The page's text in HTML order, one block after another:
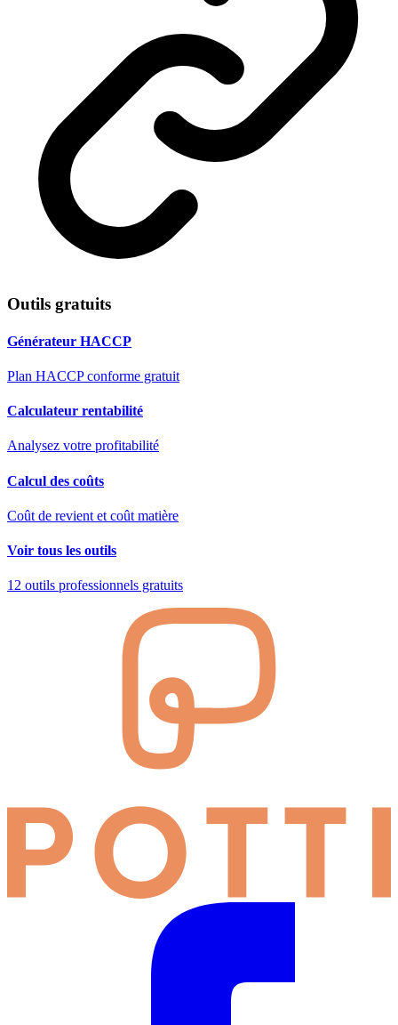
Outils gratuits
Générateur HACCP
Plan HACCP conforme gratuit
Calculateur rentabilité
Analysez votre profitabilité
Calcul des coûts
Coût de revient et coût matière
Voir tous les outils
12 outils professionnels gratuits